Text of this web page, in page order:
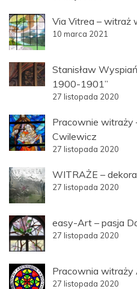
Via Vitrea – witraż
10 marca 2021
Stanisław
1900-1901”
27 listopada 2020
Pracownie witraży
Cwilewicz
27 listopada 2020
WITRAŻE –
27 listopada 2020
easy-Art – pasja
27 listopada 2020
Pracownia witraży
27 listopada 2020